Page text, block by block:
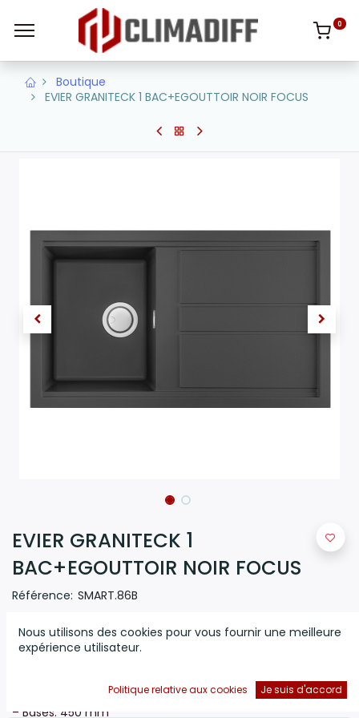
0
Boutique
EVIER GRANITECK 1 BAC+EGOUTTOIR NOIR FOCUS
EVIER GRANITECK 1
BAC+EGOUTTOIR NOIR FOCUS
Référence: SMART.86B
– Évier 86 cmFocus
– Mesure: 860 x 510 mm
– Encastrement: 840 x 480 mm
– Bases: 450 mm
Nous utilisons des cookies pour vous fournir une meilleure
expérience utilisateur.
Politique relative aux cookies Je suis d'accord